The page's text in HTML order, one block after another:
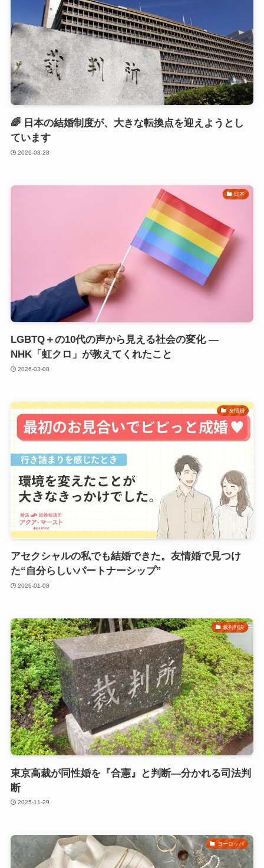
🌈 日本の結婚制度が、大きな転換点を迎えようとし
ています
2026-03-28
日本
LGBTQ＋の10代の声から見える社会の変化 ―
NHK「虹クロ」が教えてくれたこと
2026-03-08
友情婚
アセクシャルの私でも結婚できた。友情婚で見つけ
た“自分らしいパートナーシップ”
2026-01-08
裁判判決
東京高裁が同性婚を『合憲』と判断―分かれる司法判
断
2025-11-29
ヨーロッパ